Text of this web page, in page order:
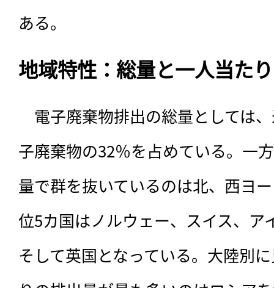
ある。
地域特性：総量と一人当た
電子廃棄物排出の総量としては
子廃棄物の32％を占めている。一
量で群を抜いているのは北、西ヨ
位5カ国はノルウェー、スイス、ア
そして英国となっている。大陸別